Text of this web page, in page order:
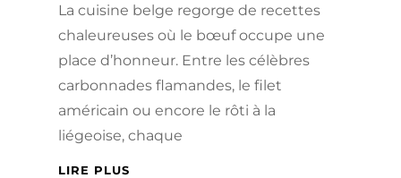
La cuisine belge regorge de recettes
chaleureuses où le bœuf occupe une
place d’honneur. Entre les célèbres
carbonnades flamandes, le filet
américain ou encore le rôti à la
liégeoise, chaque
LIRE PLUS